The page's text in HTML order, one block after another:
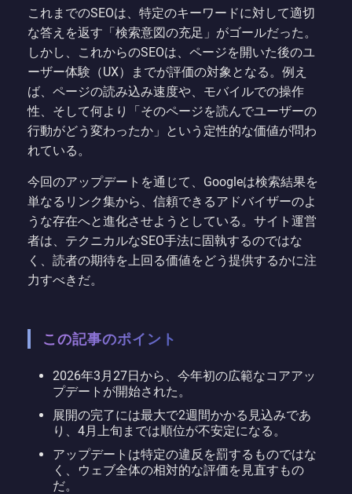
これまでのSEOは、特定のキーワードに対して適切
な答えを返す「検索意図の充足」がゴールだった。
しかし、これからのSEOは、ページを開いた後のユ
ーザー体験（UX）までが評価の対象となる。例え
ば、ページの読み込み速度や、モバイルでの操作
性、そして何より「そのページを読んでユーザーの
行動がどう変わったか」という定性的な価値が問わ
れている。
今回のアップデートを通じて、Googleは検索結果を
単なるリンク集から、信頼できるアドバイザーのよ
うな存在へと進化させようとしている。サイト運営
者は、テクニカルなSEO手法に固執するのではな
く、読者の期待を上回る価値をどう提供するかに注
力すべきだ。
この記事のポイント
2026年3月27日から、今年初の広範なコアアッ
プデートが開始された。
展開の完了には最大で2週間かかる見込みであ
り、4月上旬までは順位が不安定になる。
アップデートは特定の違反を罰するものではな
く、ウェブ全体の相対的な評価を見直すもの
だ。